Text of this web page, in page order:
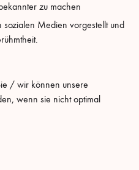
zu machen
Medien vorgestellt und
/ wir können unsere
wenn sie nicht optimal